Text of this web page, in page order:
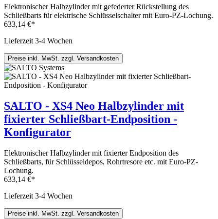
Elektronischer Halbzylinder mit gefederter Rückstellung des
Schließbarts für elektrische Schlüsselschalter mit Euro-PZ-Lochung.
633,14 €*
Lieferzeit 3-4 Wochen
Preise inkl. MwSt. zzgl. Versandkosten
SALTO - XS4 Neo Halbzylinder mit
fixierter Schließbart-Endposition -
Konfigurator
Elektronischer Halbzylinder mit fixierter Endposition des
Schließbarts, für Schlüsseldepos, Rohrtresore etc. mit Euro-PZ-
Lochung.
633,14 €*
Lieferzeit 3-4 Wochen
Preise inkl. MwSt. zzgl. Versandkosten